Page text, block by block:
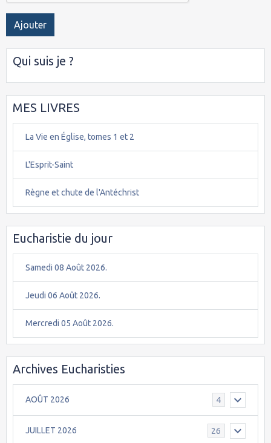
Ajouter
Qui suis je ?
MES LIVRES
La Vie en Église, tomes 1 et 2
L'Esprit-Saint
Règne et chute de l'Antéchrist
Eucharistie du jour
Samedi 08 Août 2026.
Jeudi 06 Août 2026.
Mercredi 05 Août 2026.
Archives Eucharisties
AOÛT 2026 4
JUILLET 2026 26